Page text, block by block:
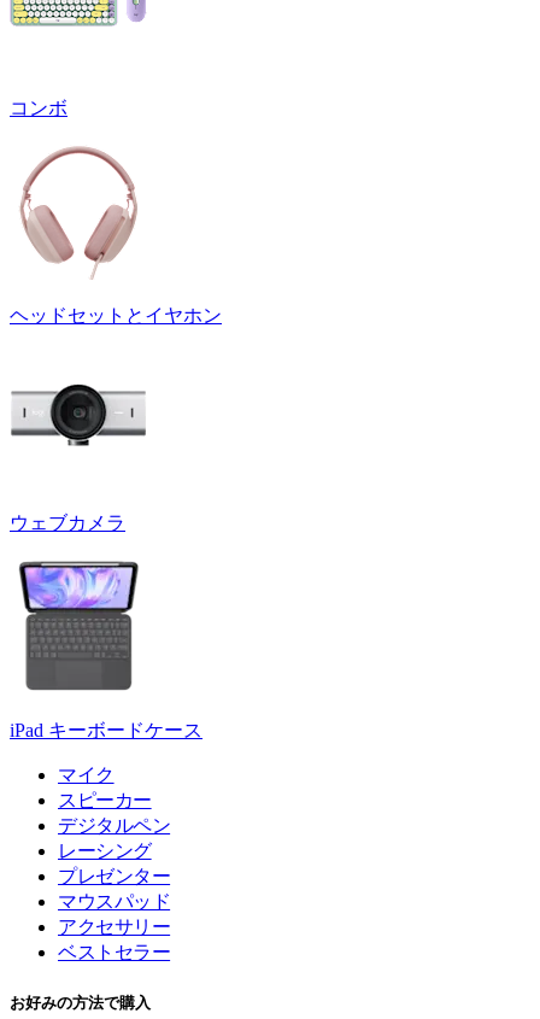
コンボ
ヘッドセットとイヤホン
ウェブカメラ
iPad キーボードケース
マイク
スピーカー
デジタルペン
レーシング
プレゼンター
マウスパッド
アクセサリー
ベストセラー
お好みの方法で購入